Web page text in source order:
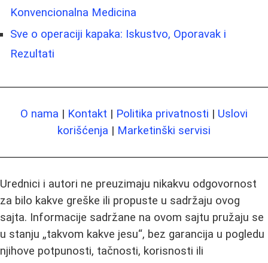
Konvencionalna Medicina
Sve o operaciji kapaka: Iskustvo, Oporavak i
Rezultati
O nama | Kontakt | Politika privatnosti | Uslovi
korišćenja | Marketinški servisi
Urednici i autori ne preuzimaju nikakvu odgovornost
za bilo kakve greške ili propuste u sadržaju ovog
sajta. Informacije sadržane na ovom sajtu pružaju se
u stanju „takvom kakve jesu“, bez garancija u pogledu
njihove potpunosti, tačnosti, korisnosti ili